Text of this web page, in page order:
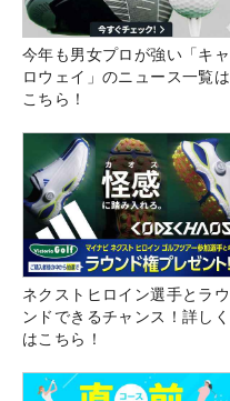
今年も男女プロが強い「キャ
ロウェイ」のニュース一覧は
こちら！
ネクストヒロイン選手とラウ
ンドできるチャンス！詳しく
はこちら！